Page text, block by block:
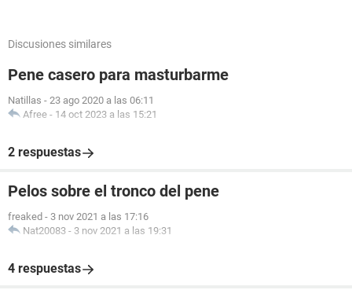
Discusiones similares
Pene casero para masturbarme
Natillas - 23 ago 2020 a las 06:11
Afree - 14 oct 2023 a las 15:21
2 respuestas
Pelos sobre el tronco del pene
freaked - 3 nov 2021 a las 17:16
Nat20083 - 3 nov 2021 a las 19:31
4 respuestas